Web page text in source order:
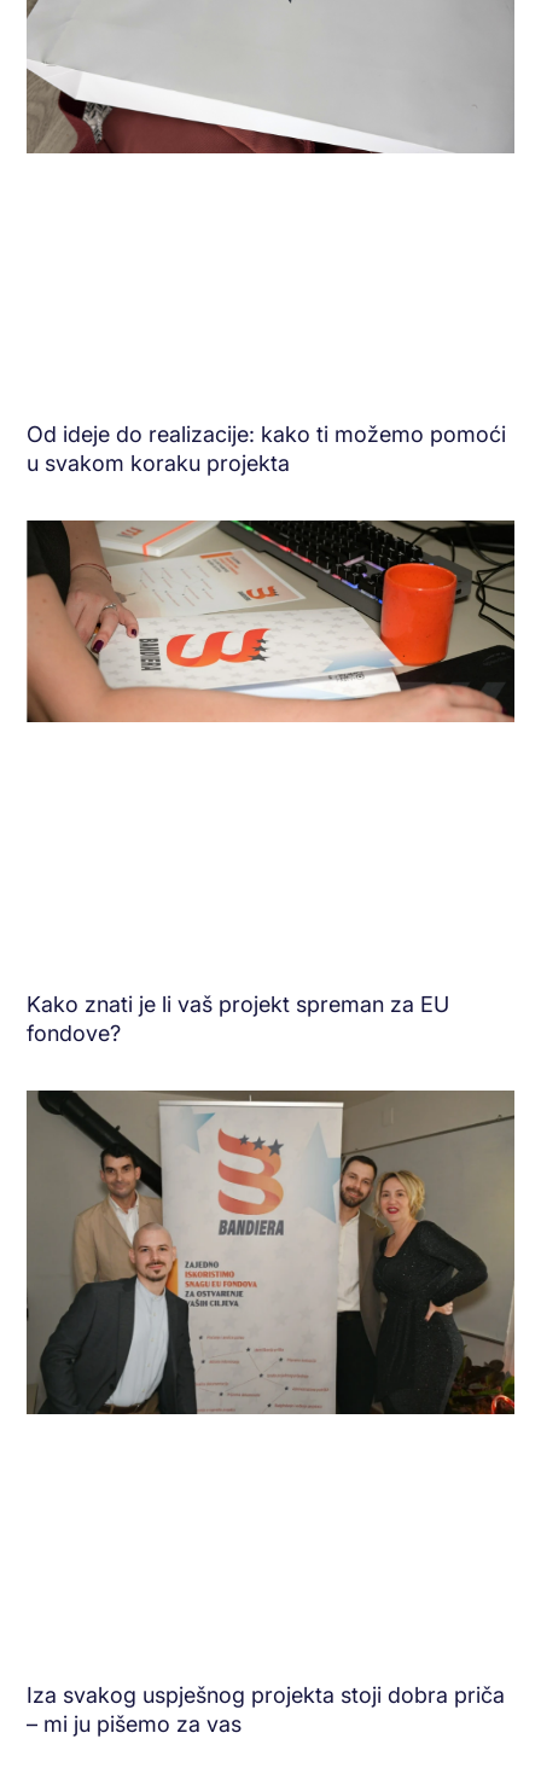
Od ideje do realizacije: kako ti možemo pomoći
u svakom koraku projekta
Kako znati je li vaš projekt spreman za EU
fondove?
Iza svakog uspješnog projekta stoji dobra priča
– mi ju pišemo za vas